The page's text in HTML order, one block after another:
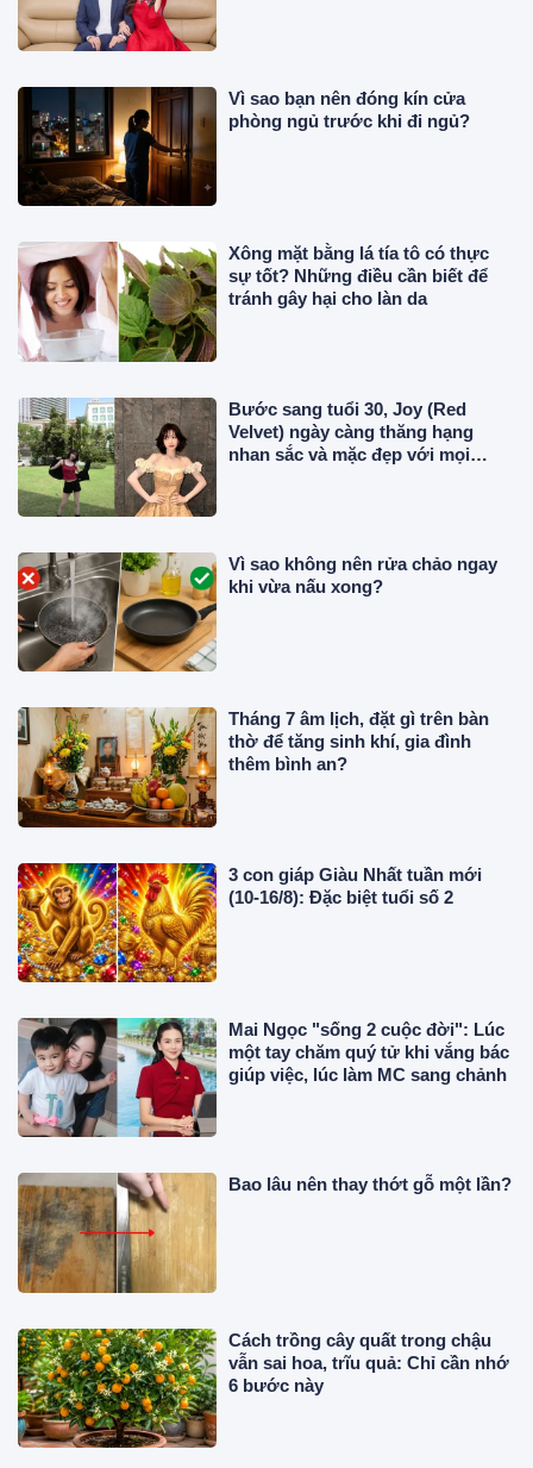
Vì sao bạn nên đóng kín cửa
phòng ngủ trước khi đi ngủ?
Xông mặt bằng lá tía tô có thực
sự tốt? Những điều cần biết để
tránh gây hại cho làn da
Bước sang tuổi 30, Joy (Red
Velvet) ngày càng thăng hạng
nhan sắc và mặc đẹp với mọi
Vì sao không nên rửa chảo ngay
khi vừa nấu xong?
Tháng 7 âm lịch, đặt gì trên bàn
thờ để tăng sinh khí, gia đình
thêm bình an?
3 con giáp Giàu Nhất tuần mới
(10-16/8): Đặc biệt tuổi số 2
Mai Ngọc "sống 2 cuộc đời": Lúc
một tay chăm quý tử khi vắng bác
giúp việc, lúc làm MC sang chảnh
Bao lâu nên thay thớt gỗ một lần?
Cách trồng cây quất trong chậu
vẫn sai hoa, trĩu quả: Chỉ cần nhớ
6 bước này